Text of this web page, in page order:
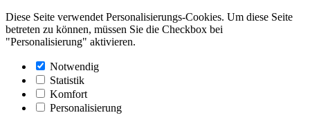
Diese Seite verwendet Personalisierungs-Cookies. Um diese Seite
betreten zu können, müssen Sie die Checkbox bei
"Personalisierung" aktivieren.
Notwendig
Statistik
Komfort
Personalisierung